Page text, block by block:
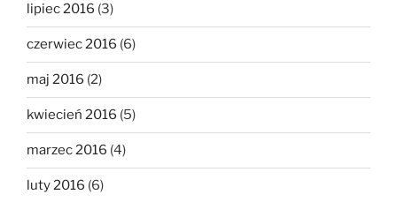
lipiec 2016 (3)
czerwiec 2016 (6)
maj 2016 (2)
kwiecień 2016 (5)
marzec 2016 (4)
luty 2016 (6)